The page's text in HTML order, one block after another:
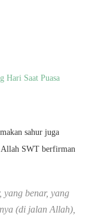
Hari Saat Puasa
sahur juga
Allah SWT berfirman
yang benar, yang
(di jalan Allah),